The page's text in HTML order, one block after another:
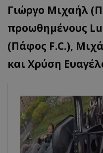
Γιώργο Μιχαήλ
προωθημένους
(Πάφος F.C.),
και Χρύση